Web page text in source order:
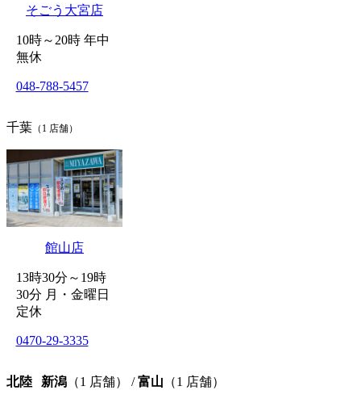
そごう大宮店
10時～20時 年中
無休
048-788-5457
千葉 （1 店舗）
館山店
13時30分～19時
30分 月・金曜日
定休
0470-29-3335
北陸 新潟 （1 店舗） /富山 （1 店舗）